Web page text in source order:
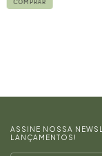
COMPRAR
ASSINE NOSSA
LANÇAMENTOS!